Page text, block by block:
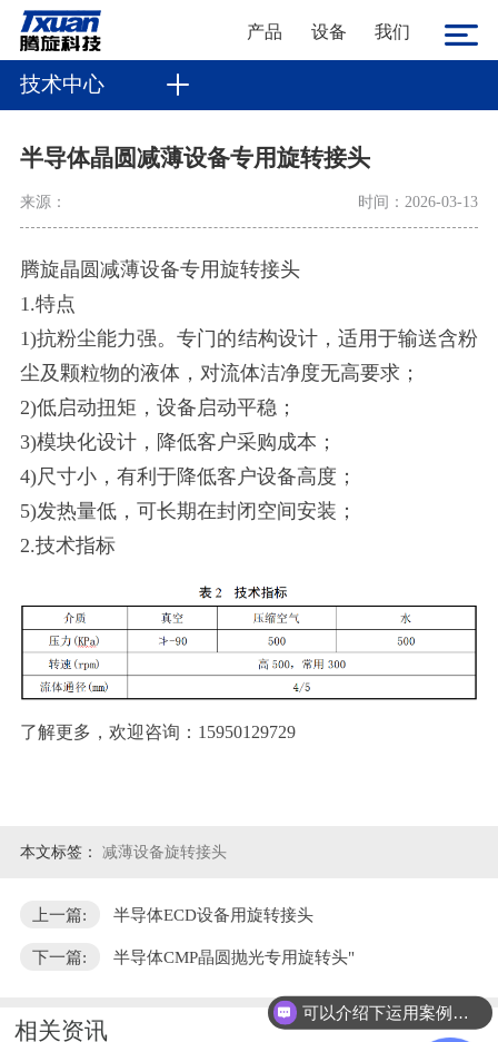
产品 设备 我们
技术中心
半导体晶圆减薄设备专用旋转接头
来源： 时间：2026-03-13
腾旋晶圆减薄设备专用旋转接头
1.特点
1)抗粉尘能力强。专门的结构设计，适用于输送含粉
尘及颗粒物的液体，对流体洁净度无高要求；
2)低启动扭矩，设备启动平稳；
3)模块化设计，降低客户采购成本；
4)尺寸小，有利于降低客户设备高度；
5)发热量低，可长期在封闭空间安装；
2.技术指标
了解更多，欢迎咨询：15950129729
本文标签： 减薄设备旋转接头
上一篇: 半导体ECD设备用旋转接头
下一篇: 半导体CMP晶圆抛光专用旋转头"
相关资讯
可以介绍下运用案例么？